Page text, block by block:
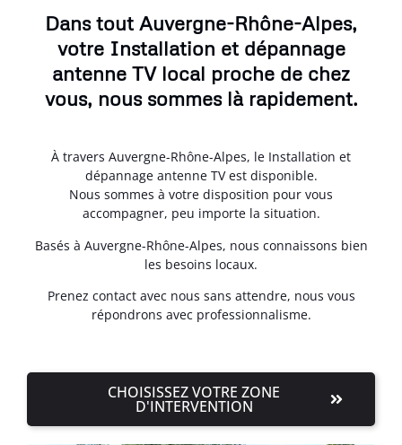
Dans tout Auvergne-Rhône-Alpes,
votre Installation et dépannage
antenne TV local proche de chez
vous, nous sommes là rapidement.
À travers Auvergne-Rhône-Alpes, le Installation et
dépannage antenne TV est disponible.
Nous sommes à votre disposition pour vous
accompagner, peu importe la situation.
Basés à Auvergne-Rhône-Alpes, nous connaissons bien
les besoins locaux.
Prenez contact avec nous sans attendre, nous vous
répondrons avec professionnalisme.
CHOISISSEZ VOTRE ZONE
D'INTERVENTION